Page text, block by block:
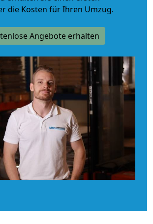
die Kosten für Ihren Umzug.
Angebote erhalten